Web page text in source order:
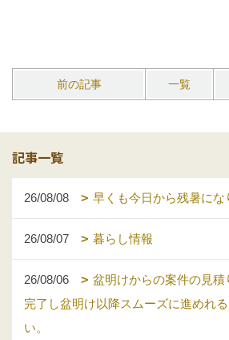
前の記事 一覧
記事一覧
26/08/08 早くも今日から残暑にな
26/08/07 暮らし情報
26/08/06
盆明けからの案件の見積
完了し盆明け以降スムーズに進めれ
い。